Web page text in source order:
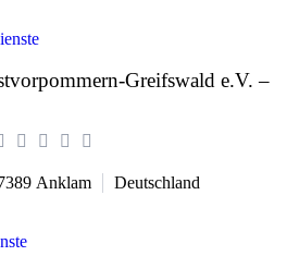
Greifswald e.V. –
Anklam Deutschland